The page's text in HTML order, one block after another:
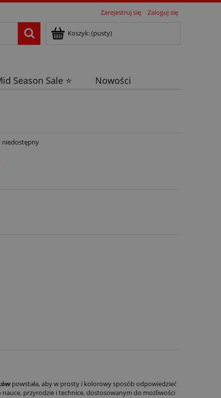
Zarejestruj się Zaloguj się
Koszyk:(pusty)
Season Sale ⭐ Nowości
niedostępny
powstała, aby w prosty i kolorowy sposób odpowiedzieć
nauce, przyrodzie i technice, dostosowanym do możliwości